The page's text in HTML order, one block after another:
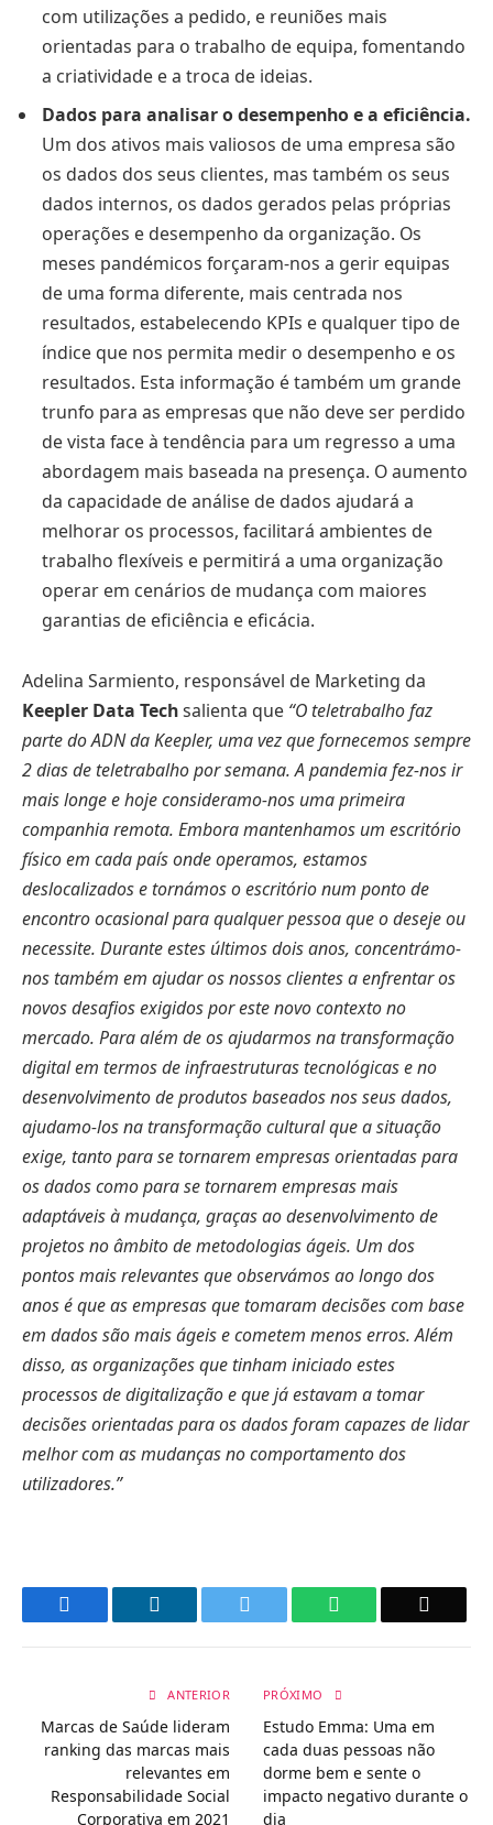
com utilizações a pedido, e reuniões mais
orientadas para o trabalho de equipa, fomentando
a criatividade e a troca de ideias.
Dados para analisar o desempenho e a eficiência.
Um dos ativos mais valiosos de uma empresa são
os dados dos seus clientes, mas também os seus
dados internos, os dados gerados pelas próprias
operações e desempenho da organização. Os
meses pandémicos forçaram-nos a gerir equipas
de uma forma diferente, mais centrada nos
resultados, estabelecendo KPIs e qualquer tipo de
índice que nos permita medir o desempenho e os
resultados. Esta informação é também um grande
trunfo para as empresas que não deve ser perdido
de vista face à tendência para um regresso a uma
abordagem mais baseada na presença. O aumento
da capacidade de análise de dados ajudará a
melhorar os processos, facilitará ambientes de
trabalho flexíveis e permitirá a uma organização
operar em cenários de mudança com maiores
garantias de eficiência e eficácia.
Adelina Sarmiento, responsável de Marketing da
Keepler Data Techsalienta que “O teletrabalho faz
parte do ADN da Keepler, uma vez que fornecemos sempre
2 dias de teletrabalho por semana. A pandemia fez-nos ir
mais longe e hoje consideramo-nos uma primeira
companhia remota. Embora mantenhamos um escritório
físico em cada país onde operamos, estamos
deslocalizados e tornámos o escritório num ponto de
encontro ocasional para qualquer pessoa que o deseje ou
necessite. Durante estes últimos dois anos, concentrámo-
nos também em ajudar os nossos clientes a enfrentar os
novos desafios exigidos por este novo contexto no
mercado. Para além de os ajudarmos na transformação
digital em termos de infraestruturas tecnológicas e no
desenvolvimento de produtos baseados nos seus dados,
ajudamo-los na transformação cultural que a situação
exige, tanto para se tornarem empresas orientadas para
os dados como para se tornarem empresas mais
adaptáveis à mudança, graças ao desenvolvimento de
projetos no âmbito de metodologias ágeis. Um dos
pontos mais relevantes que observámos ao longo dos
anos é que as empresas que tomaram decisões com base
em dados são mais ágeis e cometem menos erros. Além
disso, as organizações que tinham iniciado estes
processos de digitalização e que já estavam a tomar
decisões orientadas para os dados foram capazes de lidar
melhor com as mudanças no comportamento dos
utilizadores.”
WhatsApp
ANTERIOR
Marcas de Saúde lideram
ranking das marcas mais
relevantes em
Responsabilidade Social
Corporativa em 2021
PRÓXIMO
Estudo Emma: Uma em
cada duas pessoas não
dorme bem e sente o
impacto negativo durante o
dia